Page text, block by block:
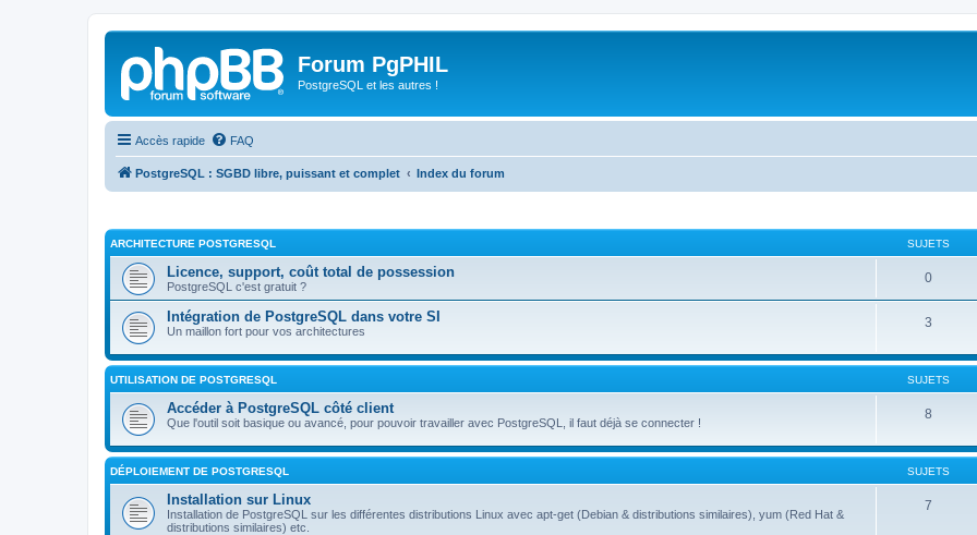
Forum PgPHIL
PostgreSQL et les autres !
Accès rapide FAQ
PostgreSQL : SGBD libre, puissant et complet Index du forum
ARCHITECTURE POSTGRESQL SUJETS
Licence, support, coût total de possession
PostgreSQL c'est gratuit ?
0
Intégration de PostgreSQL dans votre SI
Un maillon fort pour vos architectures
3
UTILISATION DE POSTGRESQL SUJETS
Accéder à PostgreSQL côté client
Que l'outil soit basique ou avancé, pour pouvoir travailler avec PostgreSQL, il faut déjà se connecter !
8
DÉPLOIEMENT DE POSTGRESQL SUJETS
Installation sur Linux
Installation de PostgreSQL sur les différentes distributions Linux avec apt-get (Debian & distributions similaires), yum (Red Hat &
distributions similaires) etc.
7